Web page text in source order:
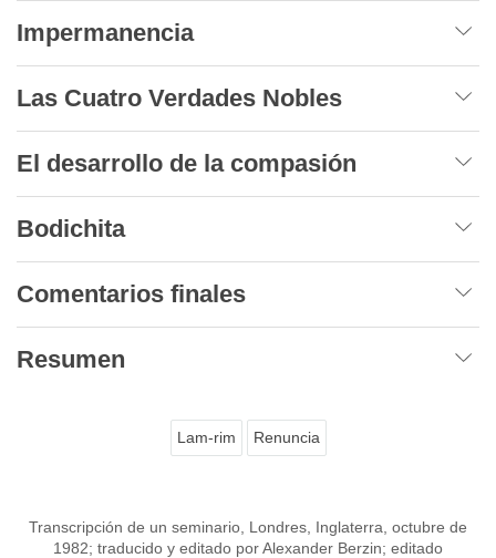
Impermanencia
Las Cuatro Verdades Nobles
El desarrollo de la compasión
Bodichita
Comentarios finales
Resumen
Lam-rim Renuncia
Transcripción de un seminario, Londres, Inglaterra, octubre de
1982; traducido y editado por Alexander Berzin; editado